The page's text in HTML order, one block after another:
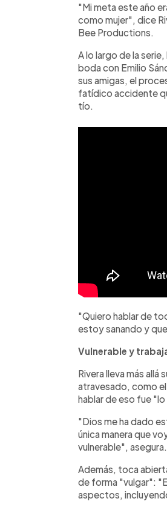
"Mi meta este año
como mujer", dice
Bee Productions.
A lo largo de la
boda con Emilio
sus amigas, el
fatídico accidente
tío.
"Quiero hablar de
estoy sanando y
Vulnerable y
Rivera lleva más
atravesado, como
hablar de eso fue
"Dios me ha dado
única manera que
vulnerable", asegura.
Además, toca
de forma "vulgar":
aspectos,